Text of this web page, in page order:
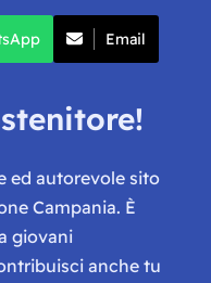
Email
ed autorevole sito
Campania. È
giovani
anche tu